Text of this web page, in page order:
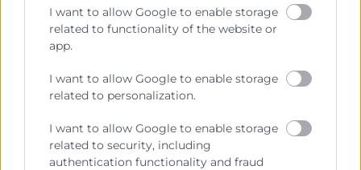
I want to allow Google to enable storage
related to functionality of the website or
app.
I want to allow Google to enable storage
related to personalization.
I want to allow Google to enable storage
related to security, including
authentication functionality and fraud
ciclo más corto implica menor necesidad
de financiación.
permite detectar ineficiencias, como
demoras en los cobros o exceso de
inventario y aplicar medidas correctivas
que liberen caja de forma inmediata.